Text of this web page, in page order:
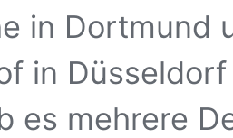
in Dortmund
in
es mehrere